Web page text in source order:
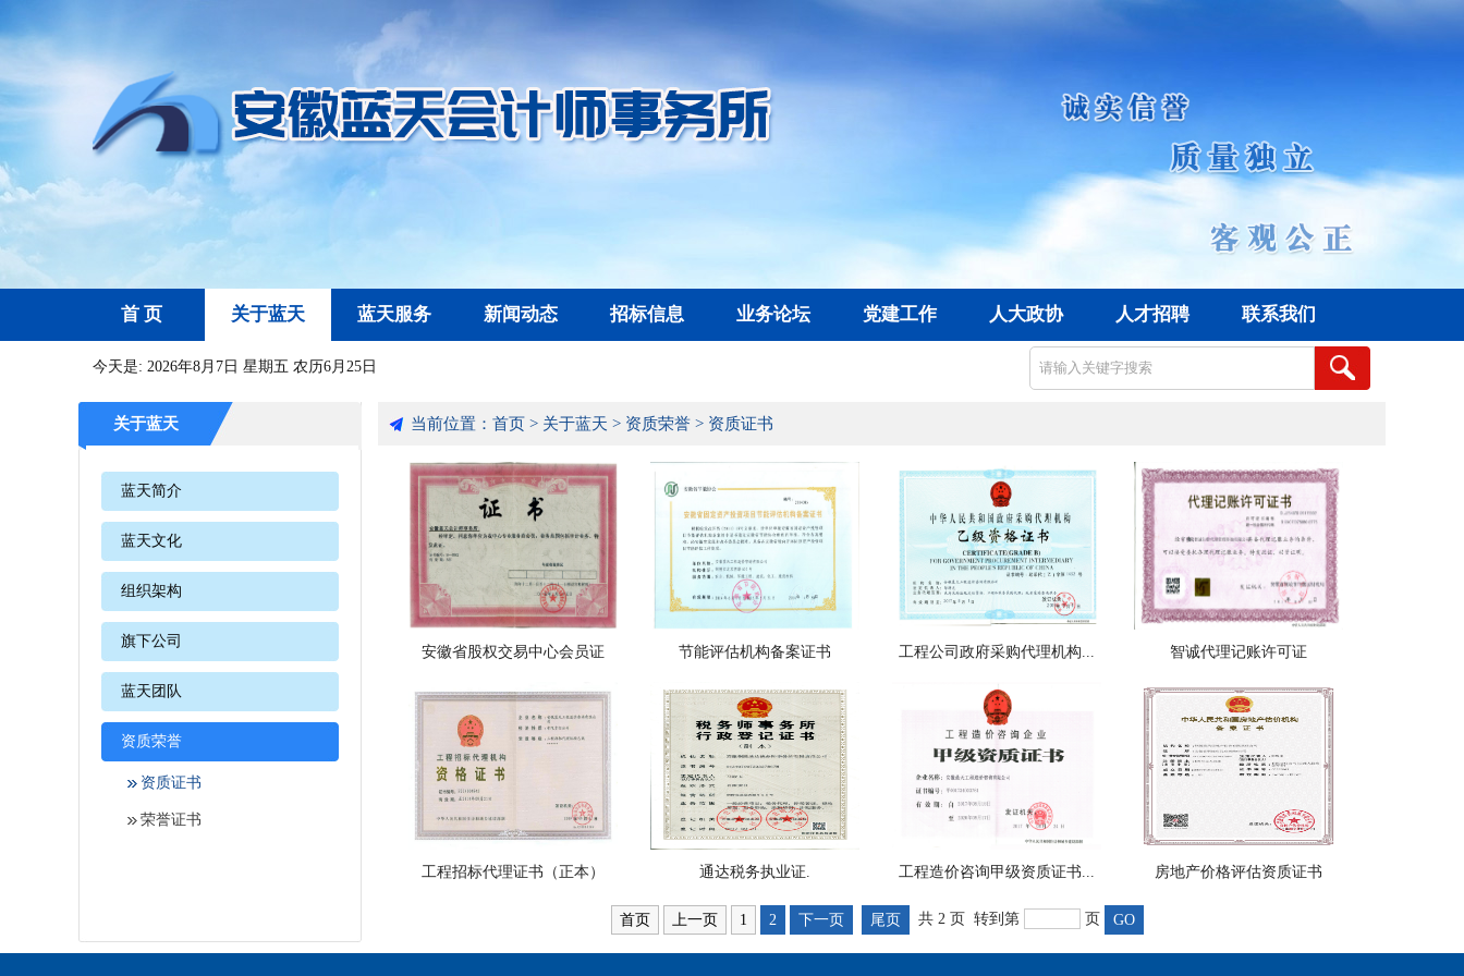
首 页 关于蓝天 蓝天服务 新闻动态 招标信息 业务论坛 党建工作 人大政协 人才招聘 联系我们
今天是: 2026年8月7日 星期五 农历6月25日
关于蓝天
蓝天简介
蓝天文化
组织架构
旗下公司
蓝天团队
资质荣誉
资质证书
荣誉证书
当前位置： 首页 > 关于蓝天 > 资质荣誉 > 资质证书
安徽省股权交易中心会员证 节能评估机构备案证书 工程公司政府采购代理机构... 智诚代理记账许可证
工程招标代理证书（正本） 通达税务执业证. 工程造价咨询甲级资质证书... 房地产价格评估资质证书
首页 上一页 1 2 下一页 尾页 共 2 页 转到第 页 GO